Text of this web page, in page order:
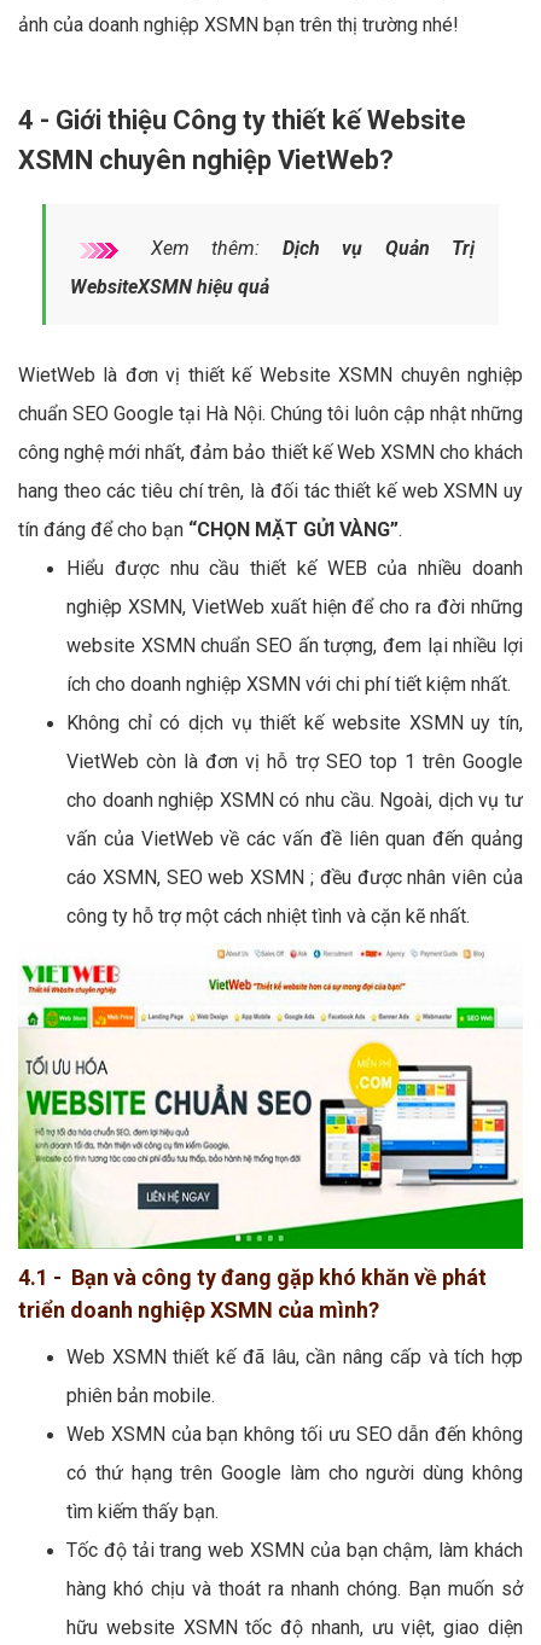
ảnh của doanh nghiệp XSMN bạn trên thị trường nhé!
4 - Giới thiệu Công ty thiết kế Website
XSMN chuyên nghiệp VietWeb?
Xem thêm: Dịch vụ Quản Trị
WebsiteXSMN hiệu quả
WietWeb là đơn vị thiết kế Website XSMN chuyên nghiệp
chuẩn SEO Google tại Hà Nội. Chúng tôi luôn cập nhật những
công nghệ mới nhất, đảm bảo thiết kế Web XSMN cho khách
hang theo các tiêu chí trên, là đối tác thiết kế web XSMN uy
tín đáng để cho bạn “CHỌN MẶT GỬI VÀNG”.
Hiểu được nhu cầu thiết kế WEB của nhiều doanh
nghiệp XSMN, VietWeb xuất hiện để cho ra đời những
website XSMN chuẩn SEO ấn tượng, đem lại nhiều lợi
ích cho doanh nghiệp XSMN với chi phí tiết kiệm nhất.
Không chỉ có dịch vụ thiết kế website XSMN uy tín,
VietWeb còn là đơn vị hỗ trợ SEO top 1 trên Google
cho doanh nghiệp XSMN có nhu cầu. Ngoài, dịch vụ tư
vấn của VietWeb về các vấn đề liên quan đến quảng
cáo XSMN, SEO web XSMN ; đều được nhân viên của
công ty hỗ trợ một cách nhiệt tình và cặn kẽ nhất.
4.1 - Bạn và công ty đang gặp khó khăn về phát
triển doanh nghiệp XSMN của mình?
Web XSMN thiết kế đã lâu, cần nâng cấp và tích hợp
phiên bản mobile.
Web XSMN của bạn không tối ưu SEO dẫn đến không
có thứ hạng trên Google làm cho người dùng không
tìm kiếm thấy bạn.
Tốc độ tải trang web XSMN của bạn chậm, làm khách
hàng khó chịu và thoát ra nhanh chóng. Bạn muốn sở
hữu website XSMN tốc độ nhanh, ưu việt, giao diện